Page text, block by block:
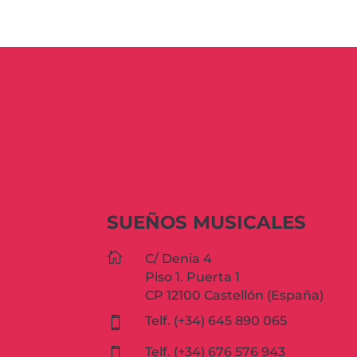
SUEÑOS MUSICALES

C/ Denia 4
Piso 1. Puerta 1
CP 12100 Castellón (España)

Telf. (+34) 645 890 065
 Telf. (+34) 676 576 943